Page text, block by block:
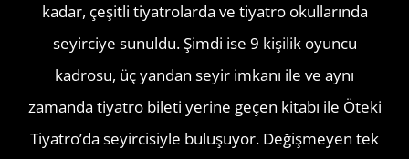
kadar, çeşitli tiyatrolarda ve tiyatro okullarında
seyirciye sunuldu. Şimdi ise 9 kişilik oyuncu
kadrosu, üç yandan seyir imkanı ile ve aynı
zamanda tiyatro bileti yerine geçen kitabı ile Öteki
Tiyatro’da seyircisiyle buluşuyor. Değişmeyen tek